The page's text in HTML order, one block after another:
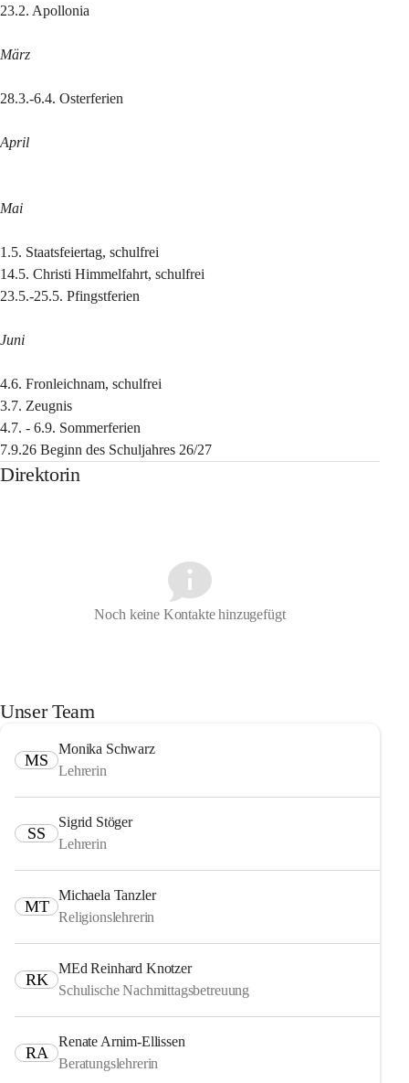
23.2. Apollonia
März
28.3.-6.4. Osterferien
April
Mai
1.5. Staatsfeiertag, schulfrei
14.5. Christi Himmelfahrt, schulfrei
23.5.-25.5. Pfingstferien
Juni
4.6. Fronleichnam, schulfrei
3.7. Zeugnis
4.7. - 6.9. Sommerferien
7.9.26 Beginn des Schuljahres 26/27
Direktorin
Noch keine Kontakte hinzugefügt
Unser Team
MS
Monika Schwarz
Lehrerin
SS
Sigrid Stöger
Lehrerin
MT
Michaela Tanzler
Religionslehrerin
RK
MEd Reinhard Knotzer
Schulische Nachmittagsbetreuung
RA
Renate Arnim-Ellissen
Beratungslehrerin